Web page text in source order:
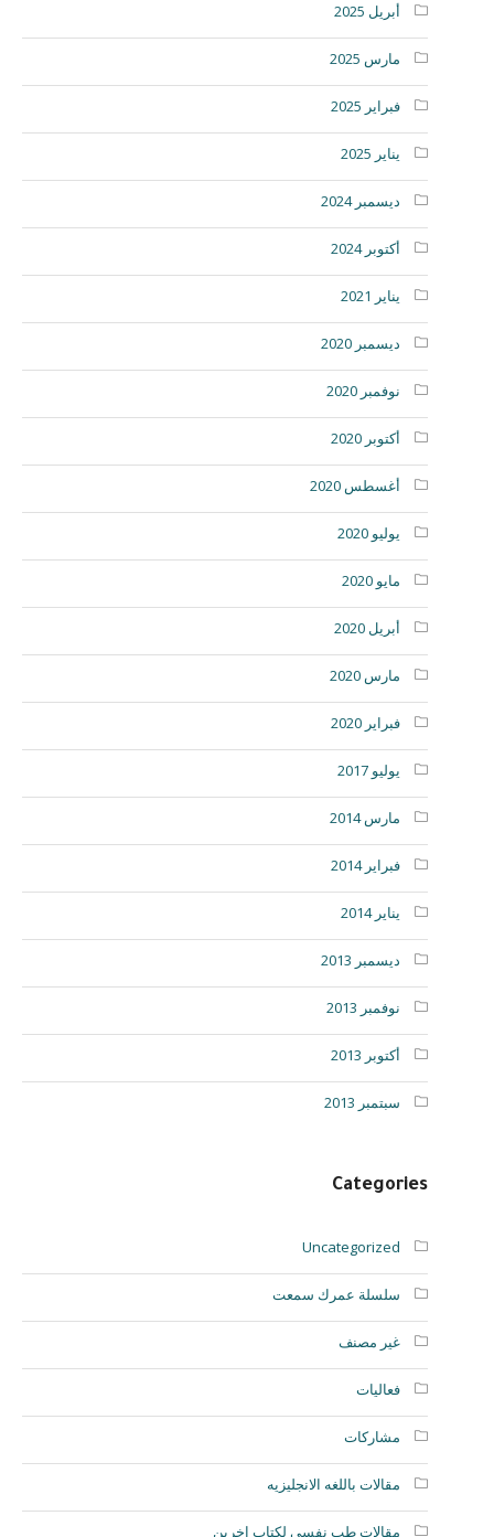
أبريل 2025
مارس 2025
فبراير 2025
يناير 2025
ديسمبر 2024
أكتوبر 2024
يناير 2021
ديسمبر 2020
نوفمبر 2020
أكتوبر 2020
أغسطس 2020
يوليو 2020
مايو 2020
أبريل 2020
مارس 2020
فبراير 2020
يوليو 2017
مارس 2014
فبراير 2014
يناير 2014
ديسمبر 2013
نوفمبر 2013
أكتوبر 2013
سبتمبر 2013
Categories
Uncategorized
سلسلة عمرك سمعت
غير مصنف
فعاليات
مشاركات
مقالات باللغه الانجليزيه
مقالات طب نفسي لكتاب اخرين